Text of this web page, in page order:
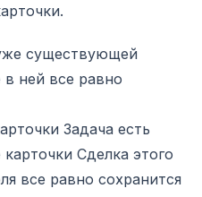
существующей
ней все равно
Задача есть
Сделка этого
все равно сохранится